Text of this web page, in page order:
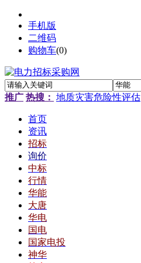
手机版
二维码
购物车(0)
推广 热搜： 地质灾害危险性评估
首页
资讯
招标
询价
中标
行情
华能
大唐
华电
国电
国家电投
神华